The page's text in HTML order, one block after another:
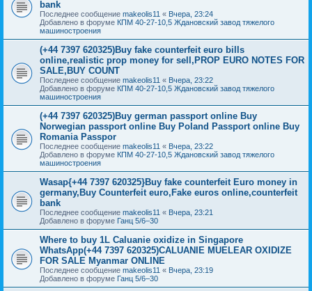
bank
Последнее сообщение makeolis11 « Вчера, 23:24
Добавлено в форуме КПМ 40-27-10,5 Ждановский завод тяжелого
машиностроения
(+44 7397 620325)Buy fake counterfeit euro bills
online,realistic prop money for sell,PROP EURO NOTES FOR
SALE,BUY COUNT
Последнее сообщение makeolis11 « Вчера, 23:22
Добавлено в форуме КПМ 40-27-10,5 Ждановский завод тяжелого
машиностроения
(+44 7397 620325)Buy german passport online Buy
Norwegian passport online Buy Poland Passport online Buy
Romania Passpor
Последнее сообщение makeolis11 « Вчера, 23:22
Добавлено в форуме КПМ 40-27-10,5 Ждановский завод тяжелого
машиностроения
Wasap{+44 7397 620325}Buy fake counterfeit Euro money in
germany,Buy Counterfeit euro,Fake euros online,counterfeit
bank
Последнее сообщение makeolis11 « Вчера, 23:21
Добавлено в форуме Ганц 5/6–30
Where to buy 1L Caluanie oxidize in Singapore
WhatsApp(+44 7397 620325)CALUANIE MUELEAR OXIDIZE
FOR SALE Myanmar ONLINE
Последнее сообщение makeolis11 « Вчера, 23:19
Добавлено в форуме Ганц 5/6–30